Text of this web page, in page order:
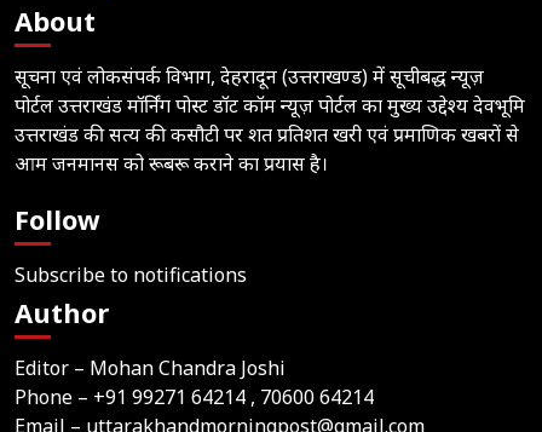
About
सूचना एवं लोकसंपर्क विभाग, देहरादून (उत्तराखण्ड) में सूचीबद्ध न्यूज़
पोर्टल उत्तराखंड मॉर्निंग पोस्ट डॉट कॉम न्यूज़ पोर्टल का मुख्य उद्देश्य देवभूमि
उत्तराखंड की सत्य की कसौटी पर शत प्रतिशत खरी एवं प्रमाणिक खबरों से
आम जनमानस को रूबरू कराने का प्रयास है।
Follow
Subscribe to notifications
Author
Editor – Mohan Chandra Joshi
Phone – +91 99271 64214 , 70600 64214
Email – uttarakhandmorningpost@gmail.com